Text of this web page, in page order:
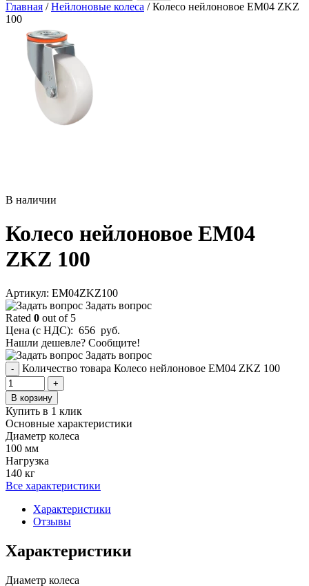
Главная /Нейлоновые колеса /Колесо нейлоновое EM04 ZKZ
100
В наличии
Колесо нейлоновое EM04
ZKZ 100
Aртикул: EM04ZKZ100
Задать вопрос
Rated 0 out of 5
Цена (с НДС): 656 руб.
Нашли дешевле? Сообщите!
Задать вопрос
- Количество товара Колесо нейлоновое EM04 ZKZ 100
+
В корзину
Купить в 1 клик
Основные характеристики
Диаметр колеса
100 мм
Нагрузка
140 кг
Все характеристики
Характеристики
Отзывы
Характеристики
Диаметр колеса